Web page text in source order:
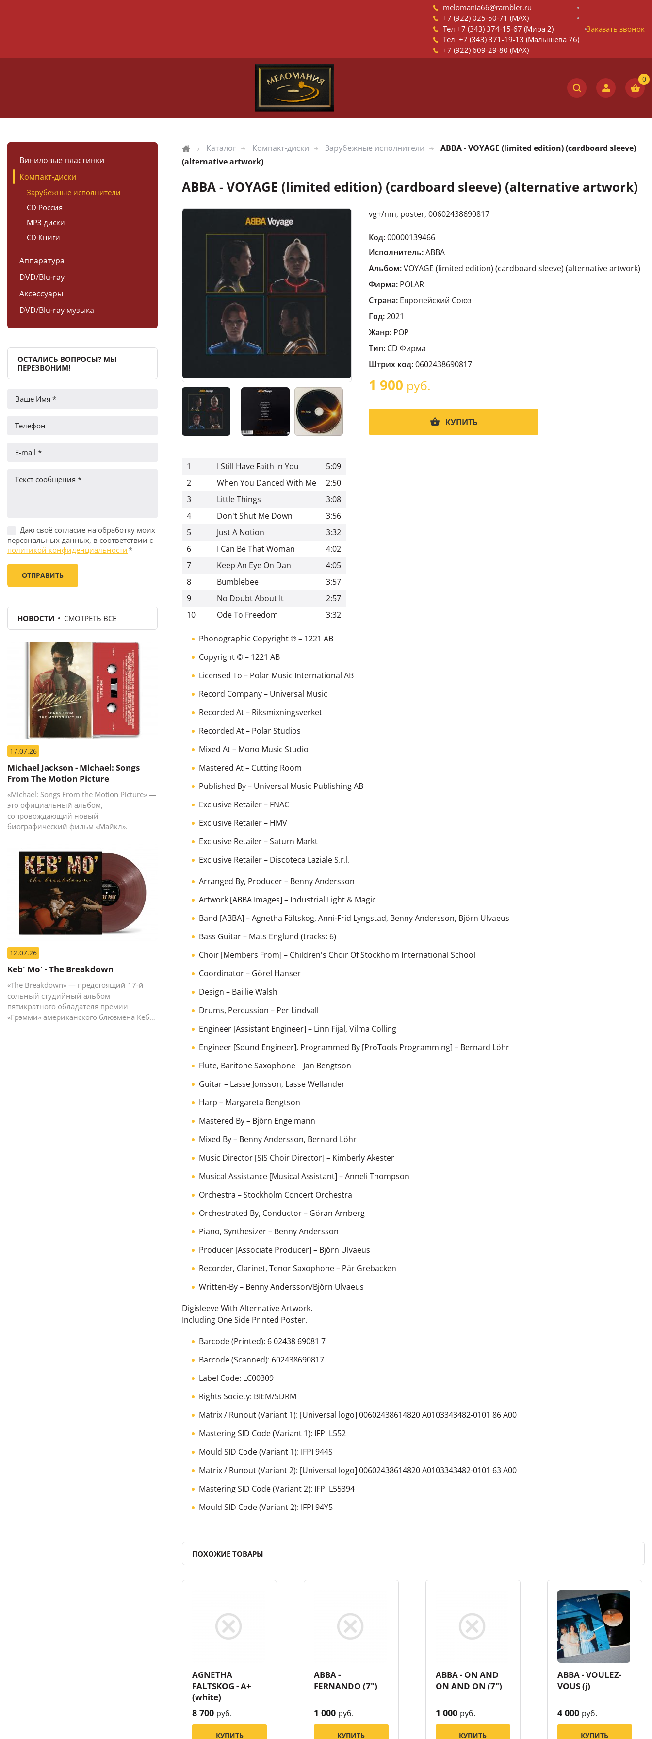
melomania66@rambler.ru
+7 (922) 025-50-71 (MAX)
Тел:+7 (343) 374-15-67 (Мира 2)
Тел: +7 (343) 371-19-13 (Малышева 76)
+7 (922) 609-29-80 (MAX)
Заказать звонок
Виниловые пластинки
Компакт-диски
Зарубежные исполнители
CD Россия
MP3 диски
CD Книги
Аппаратура
DVD/Blu-ray
Аксессуары
DVD/Blu-ray музыка
ОСТАЛИСЬ ВОПРОСЫ? МЫ
ПЕРЕЗВОНИМ!
Даю своё согласие на обработку моих
персональных данных, в соответствии с
политикой конфиденциальности*
НОВОСТИ СМОТРЕТЬ ВСЕ
17.07.26
Michael Jackson - Michael: Songs
From The Motion Picture
«Michael: Songs From the Motion Picture» —
это официальный альбом,
сопровождающий новый
биографический фильм «Майкл».
12.07.26
Keb' Mo' - The Breakdown
«The Breakdown» — предстоящий 17-й
сольный студийный альбом
пятикратного обладателя премии
«Грэмми» американского блюзмена Кеба
Каталог Компакт-диски Зарубежные исполнители
ABBA - VOYAGE (limited edition) (cardboard sleeve)
(alternative artwork)
ABBA - VOYAGE (limited edition) (cardboard sleeve) (alternative artwork)
vg+/nm, poster, 00602438690817
Код:00000139466
Исполнитель:ABBA
Альбом:VOYAGE (limited edition) (cardboard sleeve) (alternative artwork)
Фирма: POLAR
Страна: Европейский Cоюз
Год:2021
Жанр: POP
Тип: CD Фирма
Штрих код:0602438690817
1 900 руб.
КУПИТЬ
1 I Still Have Faith In You
5:09
2
When You Danced With Me
2:50
3
Little Things
3:08
4
Don't Shut Me Down
3:56
5
Just A Notion
3:32
6
I Can Be That Woman
4:02
7
Keep An Eye On Dan
4:05
8
Bumblebee
3:57
9
No Doubt About It
2:57
10
Ode To Freedom 3:32
Phonographic Copyright ℗– 1221 AB
Copyright ©– 1221 AB
Licensed To – Polar Music International AB
Record Company– Universal Music
Recorded At– Riksmixningsverket
Recorded At– Polar Studios
Mixed At– Mono Music Studio
Mastered At– Cutting Room
Published By– Universal Music Publishing AB
Exclusive Retailer– FNAC
Exclusive Retailer– HMV
Exclusive Retailer–Saturn Markt
Exclusive Retailer– Discoteca Laziale S.r.l.
Arranged By, Producer– Benny Andersson
Artwork [ABBA Images] – Industrial Light & Magic
Band [ABBA] –Agnetha Fältskog, Anni-Frid Lyngstad, Benny Andersson, Björn Ulvaeus
Bass Guitar– Mats Englund (tracks: 6)
Choir [Members From] – Children's Choir Of Stockholm International School
Coordinator– Görel Hanser
Design – Baillie Walsh
Drums, Percussion – Per Lindvall
Engineer [Assistant Engineer] – Linn Fijal, Vilma Colling
Engineer [Sound Engineer], Programmed By [ProTools Programming] – Bernard Löhr
Flute, Baritone Saxophone– Jan Bengtson
Guitar– Lasse Jonsson, Lasse Wellander
Harp – Margareta Bengtson
Mastered By– Björn Engelmann
Mixed By– Benny Andersson, Bernard Löhr
Music Director [SIS Choir Director] – Kimberly Akester
Musical Assistance [Musical Assistant] –Anneli Thompson
Orchestra –Stockholm Concert Orchestra
Orchestrated By, Conductor– Göran Arnberg
Piano, Synthesizer– Benny Andersson
Producer [Associate Producer] – Björn Ulvaeus
Recorder, Clarinet, Tenor Saxophone– Pär Grebacken
Written-By– Benny Andersson/Björn Ulvaeus
Digisleeve With Alternative Artwork.
Including One Side Printed Poster.
Barcode(Printed): 6 02438 69081 7
Barcode(Scanned): 602438690817
Label Code: LC00309
Rights Society: BIEM/SDRM
Matrix / Runout(Variant 1): [Universal logo] 00602438614820 A0103343482-0101 86 A00
Mastering SID Code(Variant 1): IFPI L552
Mould SID Code(Variant 1): IFPI 944S
Matrix / Runout(Variant 2): [Universal logo] 00602438614820 A0103343482-0101 63 A00
Mastering SID Code(Variant 2): IFPI L55394
Mould SID Code(Variant 2): IFPI 94Y5
ПОХОЖИЕ ТОВАРЫ
AGNETHA
FALTSKOG - A+
(white)
8 700 руб.
КУПИТЬ
ABBA -
FERNANDO (7")
1 000 руб.
КУПИТЬ
ABBA - ON AND
ON AND ON (7")
1 000 руб.
КУПИТЬ
ABBA - VOULEZ-
VOUS (j)
4 000 руб.
КУПИТЬ